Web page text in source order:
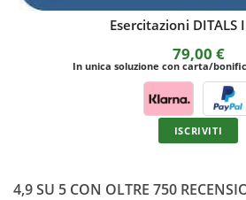
DigComp 2.2
190,00€
In unica soluzione con carta/
ISCRIVITI
4,9 SU 5 CON OLTRE 750